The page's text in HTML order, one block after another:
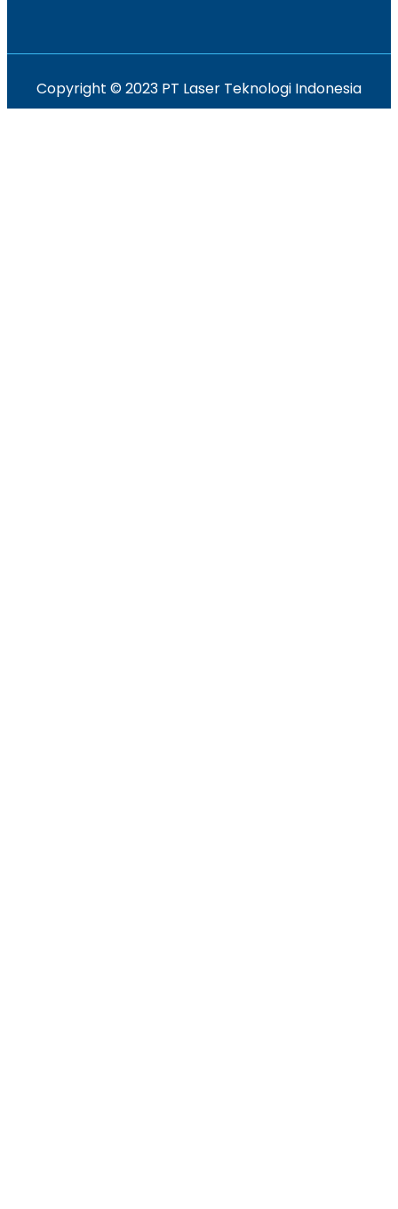
Copyright © 2023 PT Laser Teknologi Indonesia